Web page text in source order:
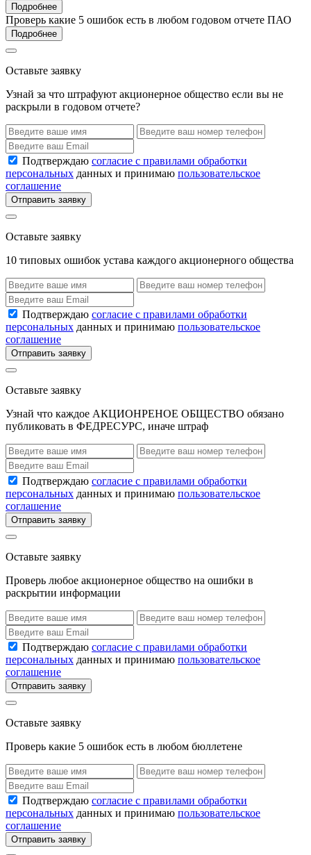
Подробнее
Проверь какие 5 ошибок есть в любом годовом отчете ПАО
Подробнее
Оставьте заявку
Узнай за что штрафуют акционерное общество если вы не
раскрыли в годовом отчете?
Подтверждаю согласие с правилами обработки
персональных данных и принимаю пользовательское
соглашение
Отправить заявку
Оставьте заявку
10 типовых ошибок устава каждого акционерного общества
Подтверждаю согласие с правилами обработки
персональных данных и принимаю пользовательское
соглашение
Отправить заявку
Оставьте заявку
Узнай что каждое АКЦИОНРЕНОЕ ОБЩЕСТВО обязано
публиковать в ФЕДРЕСУРС, иначе штраф
Подтверждаю согласие с правилами обработки
персональных данных и принимаю пользовательское
соглашение
Отправить заявку
Оставьте заявку
Проверь любое акционерное общество на ошибки в
раскрытии информации
Подтверждаю согласие с правилами обработки
персональных данных и принимаю пользовательское
соглашение
Отправить заявку
Оставьте заявку
Проверь какие 5 ошибок есть в любом бюллетене
Подтверждаю согласие с правилами обработки
персональных данных и принимаю пользовательское
соглашение
Отправить заявку